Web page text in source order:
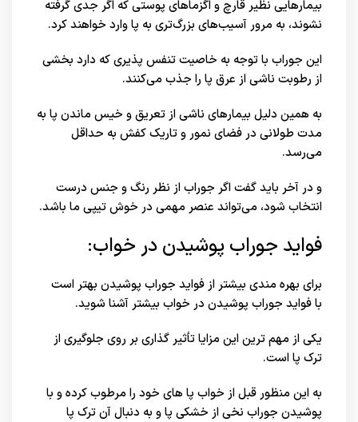
بیمارهایی نظیر قارچ و اگزماهای پوستی که اگر جدی گرفته
نشوند، به مرور آسیب‌های بزرگ‌تری به پا وارد خواهند کرد.
این جوراب با توجه به خاصیت تنفس پذیری که دارد بخشی
از رطوبت ناشی از عرق پا را جذب می‌کنند.
به همین دلیل بیمارهای ناشی از تعریق و خیس ماندن پا به
مدت طولانی در فضای نمور و تاریک کفش به حداقل
می‌رسد.
و در آخر باید گفت اگر جوراب از نظر رنگ و جنس درست
انتخاب شود، می‌تواند عنصر مهمی در خوش تیپی ما باشد.
فواید جوراب پوشیدن در خواب:
برای بهره مندی بیشتر از فواید جوراب پوشیدن بهتر است
با فواید جوراب پوشیدن در خواب بیشتر آشنا شوید.
یکی از مهم ترین این مزایا تأثیر گذاری بر روی جلوگیری از
ترک پا است.
به این منظور قبل از خواب پا های خود را مرطوب کرده و با
پوشیدن جوراب نخی از خشکی پا و به دنبال آن ترک پا